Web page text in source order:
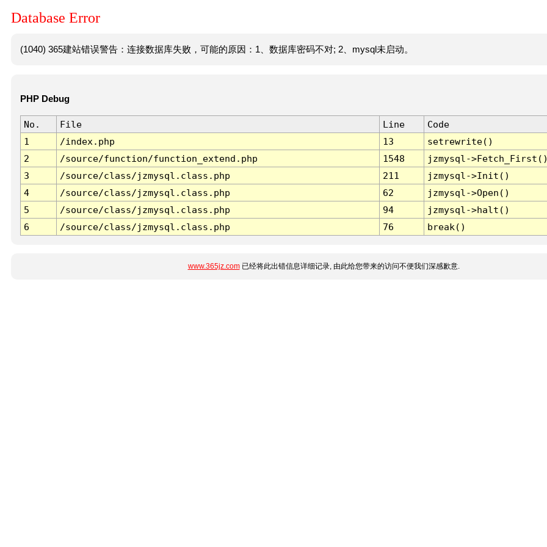
Database Error
(1040) 365建站错误警告：连接数据库失败，可能的原因：1、数据库密码不对; 2、mysql未启动。
PHP Debug
No. File Line
Code
1
/index.php 13
setrewrite()
2
/source/function/function_extend.php 1548
jzmysql-
3
/source/class/jzmysql.class.php 211
jzmysql->Init()
4
/source/class/jzmysql.class.php 62
jzmysql->Open()
5
/source/class/jzmysql.class.php 94
jzmysql->halt()
6
/source/class/jzmysql.class.php 76 break()
www.365jz.com已经将此出错信息详细记录, 由此给您带来的访问不便我们深感歉意.